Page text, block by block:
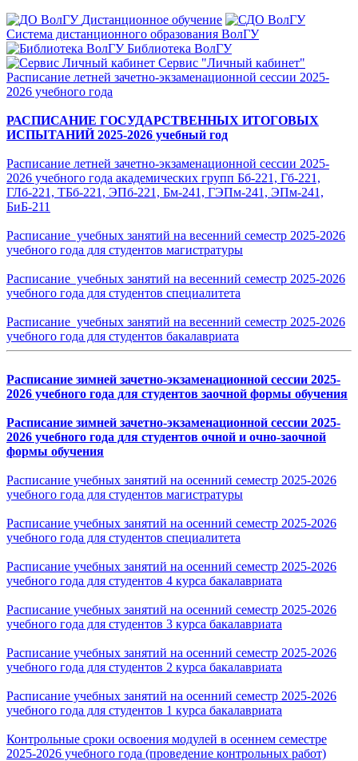
Дистанционное обучение
Система дистанционного образования ВолГУ
Библиотека ВолГУ
Сервис "Личный кабинет"
Расписание летней зачетно-экзаменационной сессии 2025-
2026 учебного года
РАСПИСАНИЕ ГОСУДАРСТВЕННЫХ ИТОГОВЫХ
ИСПЫТАНИЙ 2025-2026 учебный год
Расписание летней зачетно-экзаменационной сессии 2025-
2026 учебного года академических групп Бб-221, Гб-221,
ГЛб-221, ТБб-221, ЭПб-221, Бм-241, ГЭПм-241, ЭПм-241,
БиБ-211
Расписание учебных занятий на весенний семестр 2025-2026
учебного года для студентов магистратуры
Расписание учебных занятий на весенний семестр 2025-2026
учебного года для студентов специалитета
Расписание учебных занятий на весенний семестр 2025-2026
учебного года для студентов бакалавриата
Расписание зимней зачетно-экзаменационной сессии 2025-
2026 учебного года для студентов заочной формы обучения
Расписание зимней зачетно-экзаменационной сессии 2025-
2026 учебного года для студентов очной и очно-заочной
формы обучения
Расписание учебных занятий на осенний семестр 2025-2026
учебного года для студентов магистратуры
Расписание учебных занятий на осенний семестр 2025-2026
учебного года для студентов специалитета
Расписание учебных занятий на осенний семестр 2025-2026
учебного года для студентов 4 курса бакалавриата
Расписание учебных занятий на осенний семестр 2025-2026
учебного года для студентов 3 курса бакалавриата
Расписание учебных занятий на осенний семестр 2025-2026
учебного года для студентов 2 курса бакалавриата
Расписание учебных занятий на осенний семестр 2025-2026
учебного года для студентов 1 курса бакалавриата
Контрольные сроки освоения модулей в осеннем семестре
2025-2026 учебного года (проведение контрольных работ)